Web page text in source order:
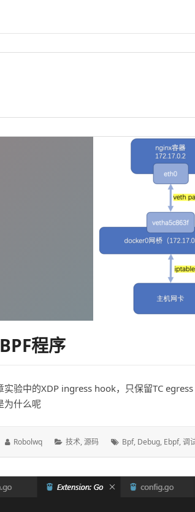
程序
实验中的XDP ingress hook，只保留TC
为什么呢
作
Robolwq
分
技术,源码
标
Bpf, Debug, Ebpf,调